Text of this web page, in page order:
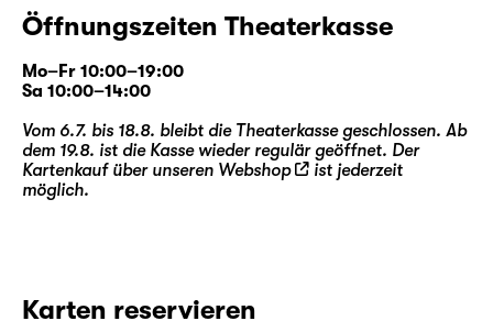
Öffnungszeiten Theaterkasse
Mo–Fr 10:00–19:00
Sa 10:00–14:00
Vom 6.7. bis 18.8. bleibt die Theaterkasse geschlossen. Ab
dem 19.8. ist die Kasse wieder regulär geöffnet. Der
Kartenkauf über unseren Webshop
ist jederzeit
möglich.
Karten reservieren